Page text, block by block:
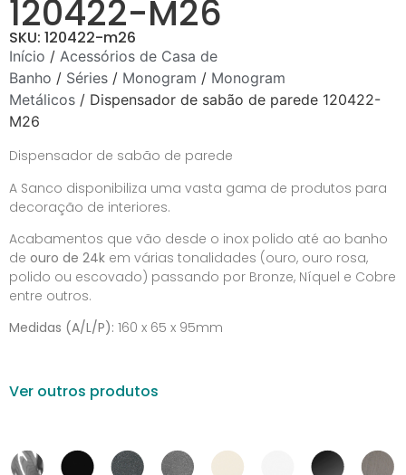
120422-M26
SKU: 120422-m26
Início / Acessórios de Casa de
Banho / Séries / Monogram / Monogram
Metálicos / Dispensador de sabão de parede 120422-
M26
Dispensador de sabão de parede
A Sanco disponibiliza uma vasta gama de produtos para
decoração de interiores.
Acabamentos que vão desde o inox polido até ao banho
de ouro de 24k em várias tonalidades (ouro, ouro rosa,
polido ou escovado) passando por Bronze, Níquel e Cobre
entre outros.
Medidas (A/L/P): 160 x 65 x 95mm
Ver outros produtos